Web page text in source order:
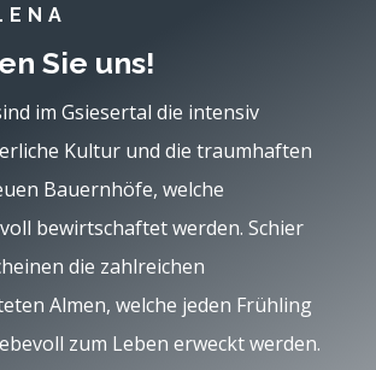
Sie uns!
im Gsiesertal die intensiv
Kultur und die traumhaften
Bauernhöfe, welche
bewirtschaftet werden. Schier
die zahlreichen
Almen, welche jeden Frühling
zum Leben erweckt werden.